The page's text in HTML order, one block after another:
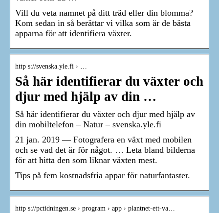
Vill du veta namnet på ditt träd eller din blomma?
Kom sedan in så berättar vi vilka som är de bästa
apparna för att identifiera växter.
http s://svenska.yle.fi › …
Så här identifierar du växter och
djur med hjälp av din …
Så här identifierar du växter och djur med hjälp av
din mobiltelefon – Natur – svenska.yle.fi
21 jan. 2019 — Fotografera en växt med mobilen
och se vad det är för något. … Leta bland bilderna
för att hitta den som liknar växten mest.
Tips på fem kostnadsfria appar för naturfantaster.
http s://pctidningen.se › program › app › plantnet-ett-va…